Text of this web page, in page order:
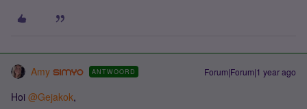
Amy ANTWOORD Forum|Forum|1 year ago
Hoi @Gejakok,